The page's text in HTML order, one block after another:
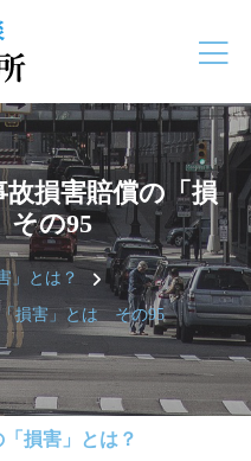
損害賠償の「損
の95
」とは？
損害」とは その95
損害」とは？